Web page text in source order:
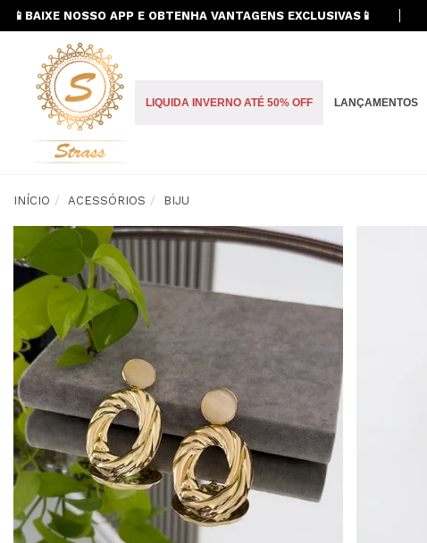
📱BAIXE NOSSO APP E OBTENHA VANTAGENS EXCLUSIVAS📱
LIQUIDA INVERNO ATÉ 50% OFF LANÇAMENTOS
INÍCIO ACESSÓRIOS BIJU